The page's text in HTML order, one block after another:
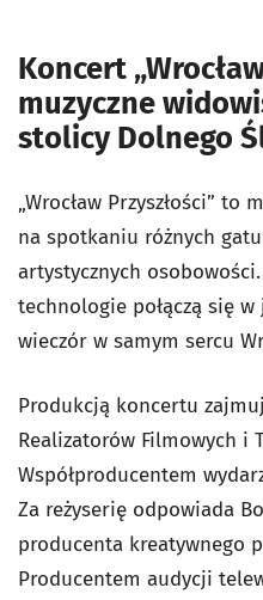
Koncert
muzyczne
stolicy Dolnego
„Wrocław Przyszłości”
na spotkaniu różnych
artystycznych
technologie połączą się
wieczór w samym sercu
Produkcją koncertu
Realizatorów Filmowych i
Współproducentem
Za reżyserię odpowiada
producenta kreatywnego
Producentem audycji